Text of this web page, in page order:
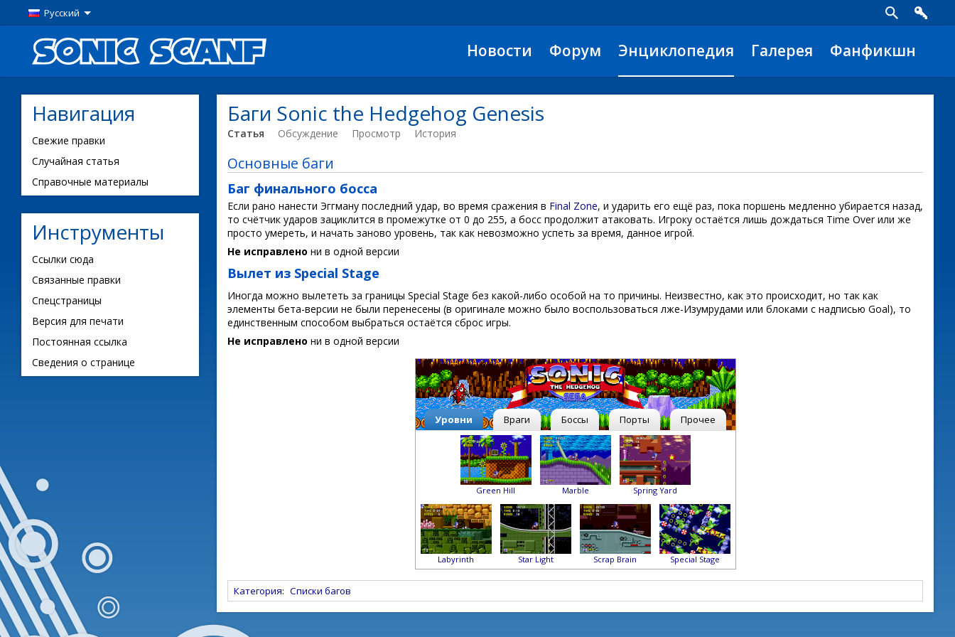
Русский
Новости Форум Энциклопедия Галерея Фанфикшн
Навигация
Свежие правки
Случайная статья
Справочные материалы
Инструменты
Ссылки сюда
Связанные правки
Спецстраницы
Версия для печати
Постоянная ссылка
Сведения о странице
Баги Sonic the Hedgehog Genesis
Статья Обсуждение Просмотр История
Основные баги
Баг финального босса
Если рано нанести Эггману последний удар, во время сражения в Final Zone, и ударить его ещё раз, пока поршень медленно убирается назад,
то счётчик ударов зациклится в промежутке от 0 до 255, а босс продолжит атаковать. Игроку остаётся лишь дождаться Time Over или же
просто умереть, и начать заново уровень, так как невозможно успеть за время, данное игрой.
Не исправлено ни в одной версии
Вылет из Special Stage
Иногда можно вылететь за границы Special Stage без какой-либо особой на то причины. Неизвестно, как это происходит, но так как
элементы бета-версии не были перенесены (в оригинале можно было воспользоваться лже-Изумрудами или блоками с надписью Goal), то
единственным способом выбраться остаётся сброс игры.
Не исправлено ни в одной версии
Уровни Враги Боссы Порты Прочее
Green Hill Marble Spring Yard
Labyrinth Star Light Scrap Brain Special Stage
Категория: Списки багов